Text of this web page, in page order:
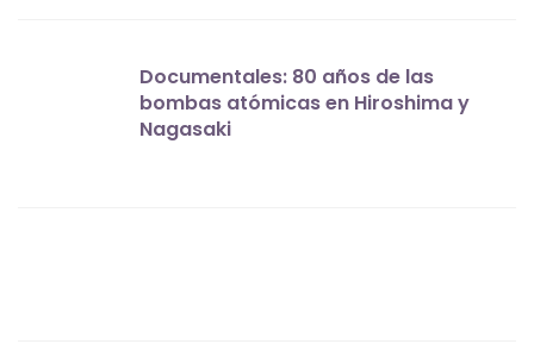
Documentales: 80 años de las
bombas atómicas en Hiroshima y
Nagasaki